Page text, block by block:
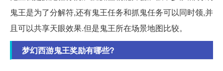
鬼王是为了分解符,还有鬼王任务和抓鬼任务可以同时领,并
且可以共享天眼效果.但是鬼王所在场景地图比较。
梦幻西游鬼王奖励有哪些?